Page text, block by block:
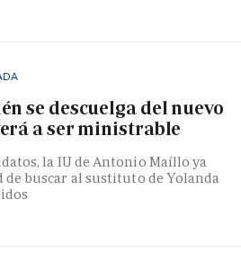
se descuelga del nuevo
a ser ministrable
la IU de Antonio Maíllo ya
buscar al sustituto de Yolanda